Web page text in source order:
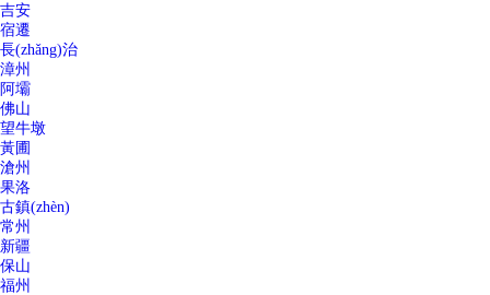
吉安
宿遷
長(zhǎng)治
漳州
阿壩
佛山
望牛墩
黃圃
滄州
果洛
古鎮(zhèn)
常州
新疆
保山
福州